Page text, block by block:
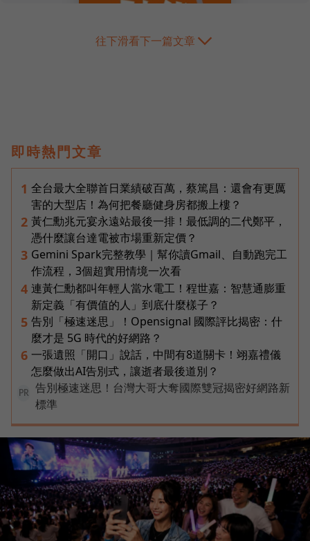
往下滑看下一篇文章
即時熱門文章
1 全台最大全聯首日業績破百萬，蔡篤昌：還會有更厲
害的大型店！為何把餐廳健身房都搬上樓？
2 黃仁勳兆元宴永遠站最後一排！最低調的二代鄭平，
憑什麼讓台達電被市場重新定價？
3 Gemini Spark完整教學｜幫你讀Gmail、自動跑完工
作流程，3個超實用情境一次看
4 連黃仁勳都叫年輕人當水電工！程世嘉：智慧通膨重
新定義「有價值的人」到底什麼樣子？
5 告別「極速迷思」！Opensignal 國際評比揭密：什
麼才是 5G 時代的好網路？
6 一張遺照「開口」說話，中間有8道關卡！翊嘉禮儀
怎麼做出AI告別式，讓逝者最後道別？
PR
告別極速迷思！台灣大哥大奪國際雙冠揭密好網路新
標準